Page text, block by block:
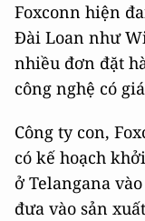
Foxconn hiện
Đài Loan như
nhiều đơn đặt
công nghệ có
Công ty con,
có kế hoạch
ở Telangana
đưa vào sản